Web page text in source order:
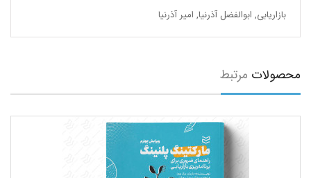
بازاریابی, ابوالفضل آذرنیا, امیر آذرنیا
محصولات مرتبط